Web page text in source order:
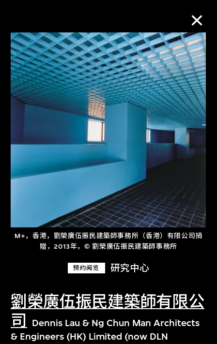
M+，香港，劉榮廣伍振民建築師事務所（香港）有限公司捐
贈，2013年，© 劉榮廣伍振民建築師事務所
预约阅览 研究中心
劉榮廣伍振民建築師有限公
司
Dennis Lau & Ng Chun Man Architects
& Engineers (HK) Limited (now DLN
M+藏品
进一步筛选 搜索
关于M+藏品
探索世界顶级的二十及二十一世纪视觉